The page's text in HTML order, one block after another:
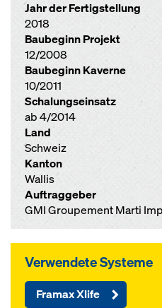
Jahr der Fertigstellung
2018
Baubeginn Projekt
12/2008
Baubeginn Kaverne
10/2011
Schalungseinsatz
ab 4/2014
Land
Schweiz
Kanton
Wallis
Auftraggeber
GMI Groupement Marti
Verwendete Systeme
Framax Xlife